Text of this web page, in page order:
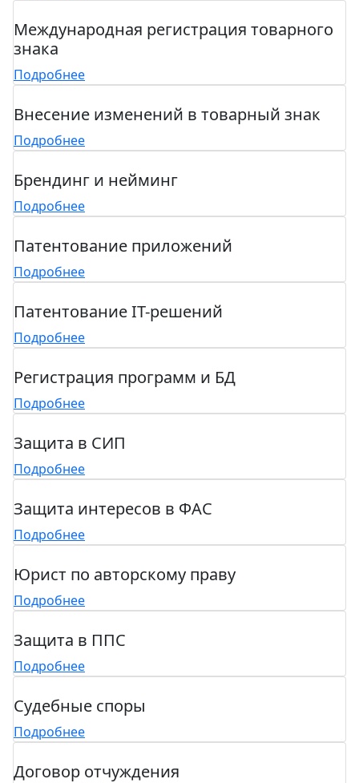
Международная регистрация товарного
знака
Подробнее
Внесение изменений в товарный знак
Подробнее
Брендинг и нейминг
Подробнее
Патентование приложений
Подробнее
Патентование IT-решений
Подробнее
Регистрация программ и БД
Подробнее
Защита в СИП
Подробнее
Защита интересов в ФАС
Подробнее
Юрист по авторскому праву
Подробнее
Защита в ППС
Подробнее
Судебные споры
Подробнее
Договор отчуждения